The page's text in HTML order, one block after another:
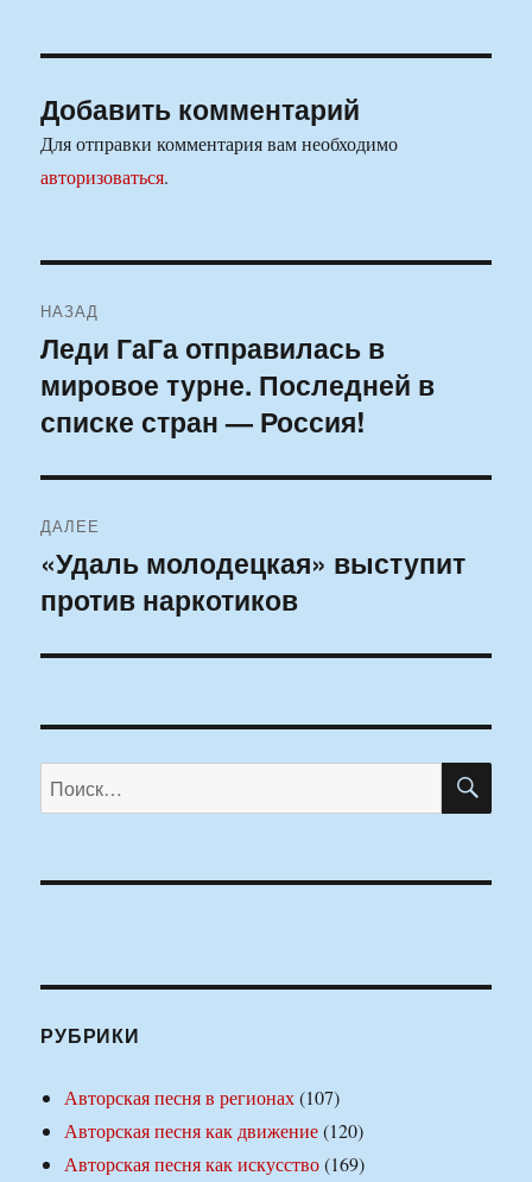
Добавить комментарий
Для отправки комментария вам необходимо
авторизоваться.
по
записям
НАЗАД
Предыдущая
запись:
Леди ГаГа отправилась в
мировое турне. Последней в
списке стран — Россия!
ДАЛЕЕ
Следующая
запись:
«Удаль молодецкая» выступит
против наркотиков
Искать:
РУБРИКИ
Авторская песня в регионах(107)
Авторская песня как движение(120)
Авторская песня как искусство(169)